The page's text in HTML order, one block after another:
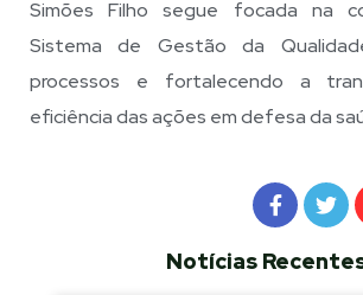
Simões Filho segue focada na
Sistema de Gestão da
processos e fortalecendo a
eficiência das ações em defesa da
Notícias